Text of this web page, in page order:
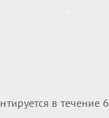
в течение